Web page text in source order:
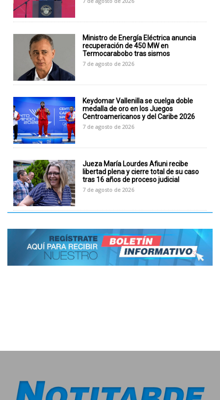
Ministro de Energía Eléctrica anuncia
recuperación de 450 MW en
Termocarabobo tras sismos
7 de agosto de 2026
Keydomar Vallenilla se cuelga doble
medalla de oro en los Juegos
Centroamericanos y del Caribe 2026
7 de agosto de 2026
Jueza María Lourdes Afiuni recibe
libertad plena y cierre total de su caso
tras 16 años de proceso judicial
7 de agosto de 2026